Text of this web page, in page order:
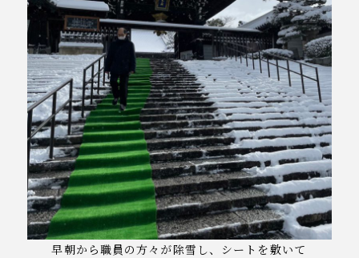
早朝から職員の方々が除雪し、シートを敷いて